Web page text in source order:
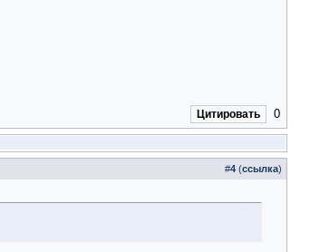
Цитировать 0
#4 (ссылка)